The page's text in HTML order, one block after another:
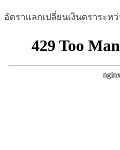
อัตราแลกเปลี่ยนเงินตราระหว่